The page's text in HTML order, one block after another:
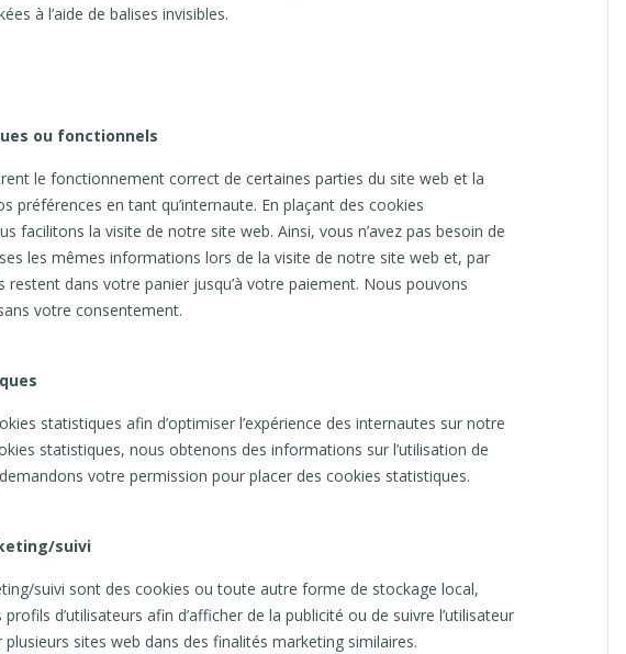
à l’aide de balises invisibles.
ou fonctionnels
le fonctionnement correct de certaines parties du site web et la
préférences en tant qu’internaute. En plaçant des cookies
facilitons la visite de notre site web. Ainsi, vous n’avez pas besoin de
les mêmes informations lors de la visite de notre site web et, par
restent dans votre panier jusqu’à votre paiement. Nous pouvons
votre consentement.
statistiques afin d’optimiser l’expérience des internautes sur notre
statistiques, nous obtenons des informations sur l’utilisation de
votre permission pour placer des cookies statistiques.
suivi
suivi sont des cookies ou toute autre forme de stockage local,
d’utilisateurs afin d’afficher de la publicité ou de suivre l’utilisateur
sites web dans des finalités marketing similaires.